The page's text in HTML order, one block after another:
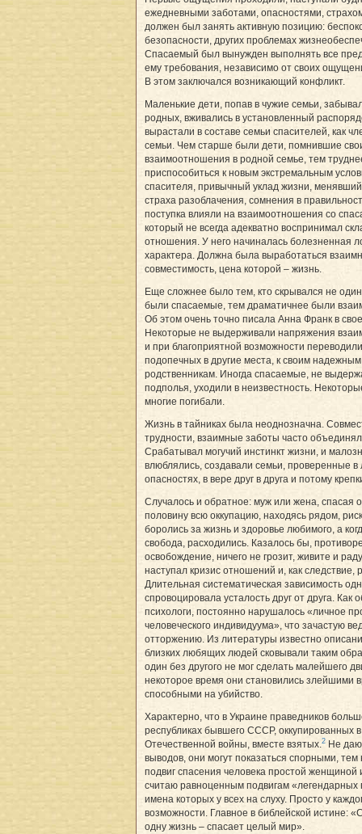
ежедневными заботами, опасностями,
должен был занять активную позицию:
безопасности, других проблемах
Спасаемый был вынужден выполнять все
ему требования, независимо от своих
В этом заключался возникающий конфликт.
Маленькие дети, попав в чужие семьи,
родных, вживались в установленный
вырастали в составе семьи спасителей, как
семьи. Чем старше были дети, помнившие
взаимоотношения в родной семье, тем
приспособиться к новым экстремальным
спасителя, привычный уклад жизни,
страха разоблачения, сомнения в
поступка влияли на взаимоотношения со
который не всегда адекватно воспринимал
отношения. У него начиналась болезненная
характера. Должна была выработаться
совместимость, цена которой – жизнь.
Еще сложнее было тем, кто скрывался не
были спасаемые, тем драматичнее были
Об этом очень точно писала Анна Франк в
Некоторые не выдерживали напряжения
и при благоприятной возможности
подопечных в другие места, к своим
род­ственникам. Иногда спасаемые, не
подполья, уходили в неизвестность.
многие погибали.
Жизнь в тайниках была неоднозначна.
трудности, взаимные заботы часто
Срабатывал могучий инстинкт жизни, и
влюблялись, создавали семьи, проверенные
опасностях, в вере друг в друга и потому
Случалось и обратное: муж или жена, спасая
половину всю оккупацию, находясь рядом,
боролись за жизнь и здоровье любимого, а
свобода, расходились. Казалось бы,
осво­бождение, ничего не грозит, живите и
наступал кризис отношений и, как следствие,
Длительная систематическая зависимость
спровоцировала уста­лость друг от друга. Как
психологи, постоянно нарушалось «личное
человеческого индивидуума», что зачастую
отторжению. Из литературы известно
близких любящих людей сковывали таким
один без другого не мог сделать малейшего
некоторое время они становились злейшими
способными на убийство.
Характерно, что в Украине праведников
республиках бывшего СССР, оккупированных
Отечественной войны, вместе взятых. 2 Не даю
выводов, они могут показаться спорными,
подвиг спасения человека простой женщиной
считаю равноценным подвигам «легендарных
имена которых у всех на слуху. Просто у
возможности. Главное в библейской истине:
одну жизнь – спа­сает целый мир».